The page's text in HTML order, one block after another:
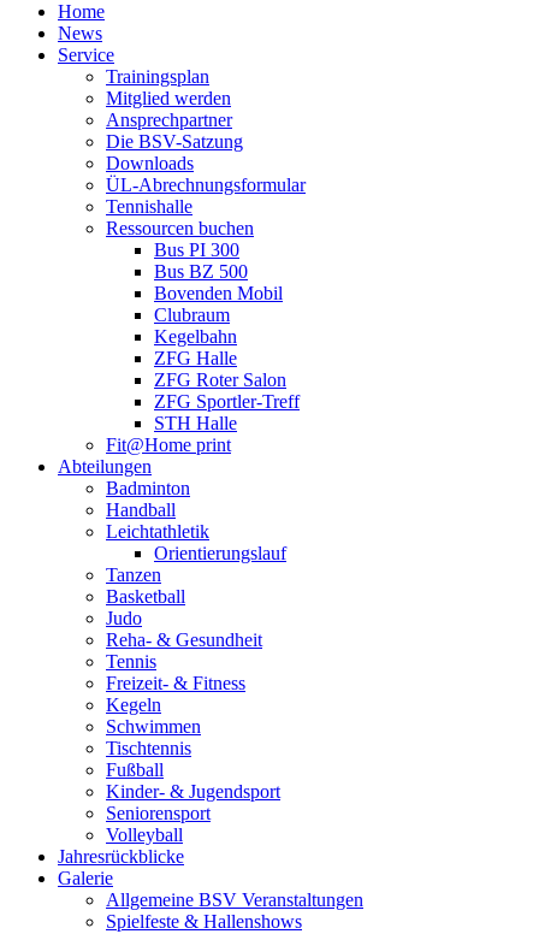
Home
News
Service
Trainingsplan
Mitglied werden
Ansprechpartner
Die BSV-Satzung
Downloads
ÜL-Abrechnungsformular
Tennishalle
Ressourcen buchen
Bus PI 300
Bus BZ 500
Bovenden Mobil
Clubraum
Kegelbahn
ZFG Halle
ZFG Roter Salon
ZFG Sportler-Treff
STH Halle
Fit@Home print
Abteilungen
Badminton
Handball
Leichtathletik
Orientierungslauf
Tanzen
Basketball
Judo
Reha- & Gesundheit
Tennis
Freizeit- & Fitness
Kegeln
Schwimmen
Tischtennis
Fußball
Kinder- & Jugendsport
Seniorensport
Volleyball
Jahresrückblicke
Galerie
Allgemeine BSV Veranstaltungen
Spielfeste & Hallenshows